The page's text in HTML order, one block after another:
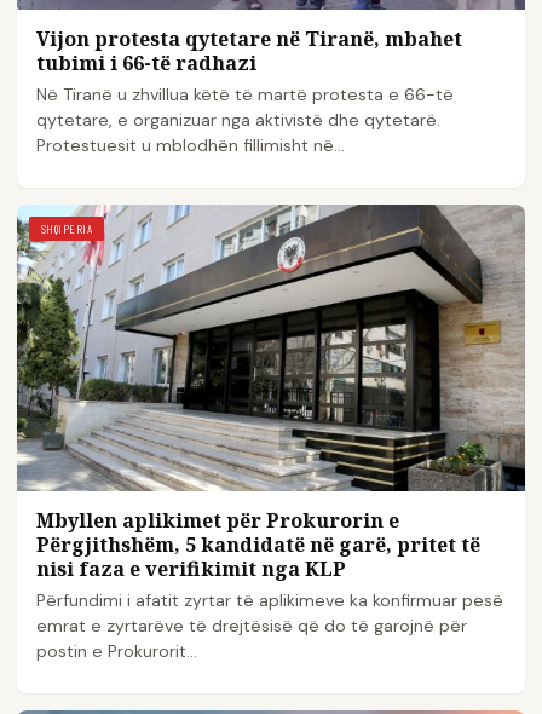
Vijon protesta qytetare në Tiranë, mbahet
tubimi i 66-të radhazi
Në Tiranë u zhvillua këtë të martë protesta e 66-të
qytetare, e organizuar nga aktivistë dhe qytetarë.
Protestuesit u mblodhën fillimisht në…
SHQIPERIA
Mbyllen aplikimet për Prokurorin e
Përgjithshëm, 5 kandidatë në garë, pritet të
nisi faza e verifikimit nga KLP
Përfundimi i afatit zyrtar të aplikimeve ka konfirmuar pesë
emrat e zyrtarëve të drejtësisë që do të garojnë për
postin e Prokurorit…